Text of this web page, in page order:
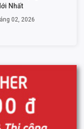
Nhất
02, 2026